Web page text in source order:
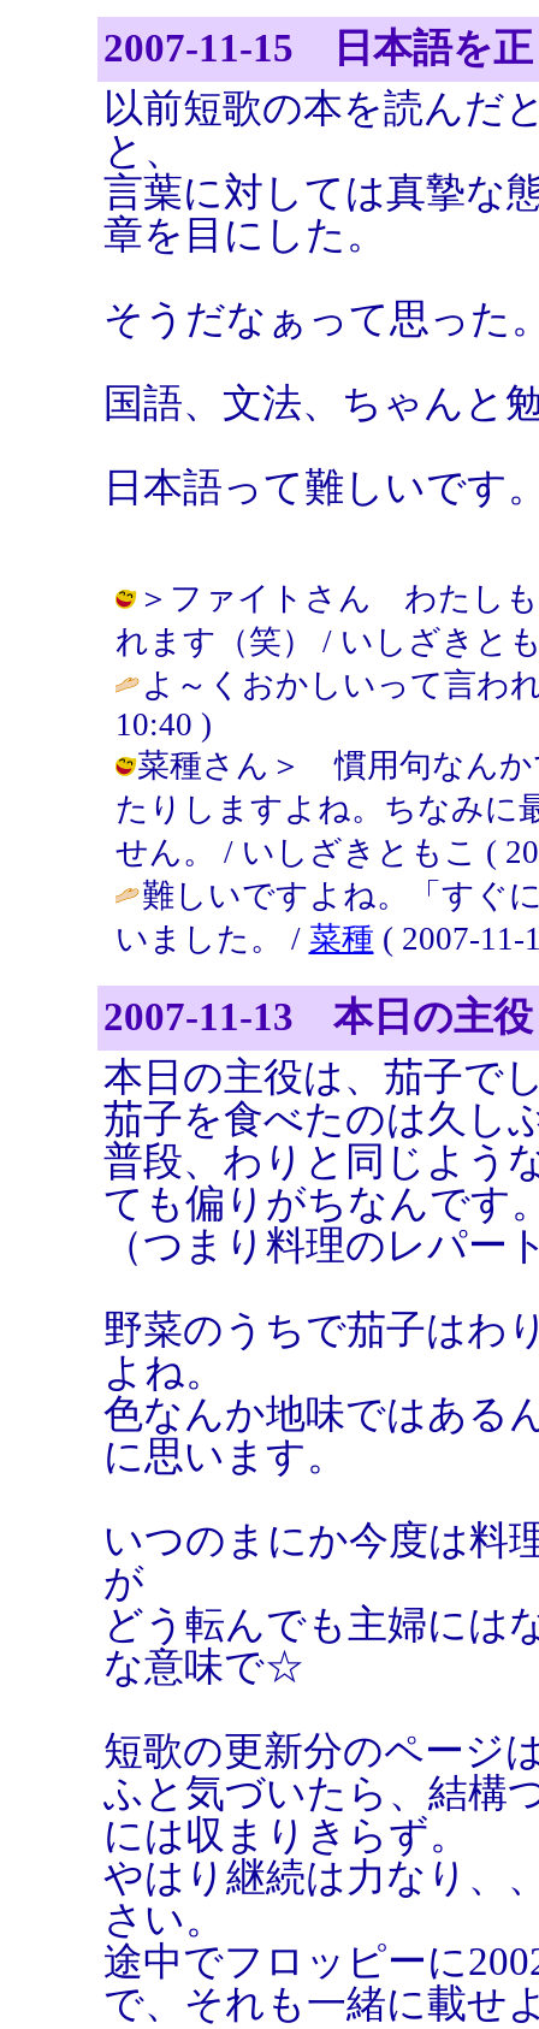
2007-11-15 日本語を
以前短歌の本を読んだ
と、
言葉に対しては真摯な
章を目にした。
そうだなぁって思った
国語、文法、ちゃんと
日本語って難しいです
＞ファイトさん わたしも
れます（笑） / いしざきと
よ～くおかしいって言わ
10:40 )
菜種さん＞ 慣用句なんか
たりしますよね。ちなみに
せん。 / いしざきともこ (
難しいですよね。「すぐ
いました。 / 菜種 ( 2007-11-
2007-11-13 本日の主役
本日の主役は、茄子で
茄子を食べたのは久し
普段、わりと同じよう
ても偏りがちなんです
（つまり料理のレパー
野菜のうちで茄子はわ
よね。
色なんか地味ではある
に思います。
いつのまにか今度は料
が
どう転んでも主婦には
な意味で☆
短歌の更新分のページ
ふと気づいたら、結構
には収まりきらず。
やはり継続は力なり、
さい。
途中でフロッピーに
で、それも一緒に載せ